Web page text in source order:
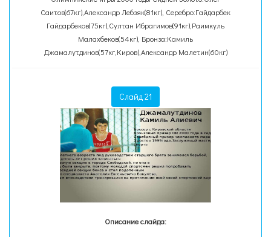
Саитов(67кг),Александр Лебзяк(81кг), Серебро:Гайдарбек
Гайдарбеков(75кг),Султан Ибрагимов(91кг),Раимкуль
Малахбеков(54кг), Бронза:Камиль
Джамалутдинов(57кг,Киров),Александр Малетин(60кг)
Слайд 21
Описание слайда: